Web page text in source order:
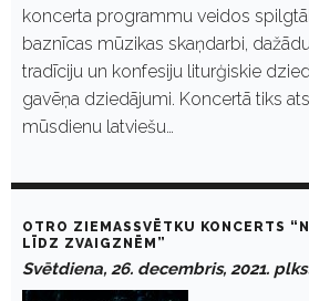
koncerta programmu veidos
baznīcas mūzikas skaņdarbi,
tradīciju un konfesiju liturģiskie
gavēņa dziedājumi. Koncertā tiks
mūsdienu latviešu…
OTRO ZIEMASSVĒTKU KONCERTS
LĪDZ ZVAIGZNĒM”
Svētdiena, 26. decembris, 2021.